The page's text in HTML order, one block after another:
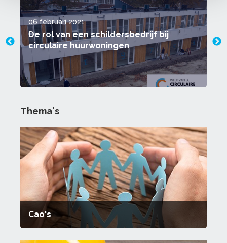
06 februari 2021
De rol van een schildersbedrijf bij
circulaire huurwoningen
Thema's
Cao's